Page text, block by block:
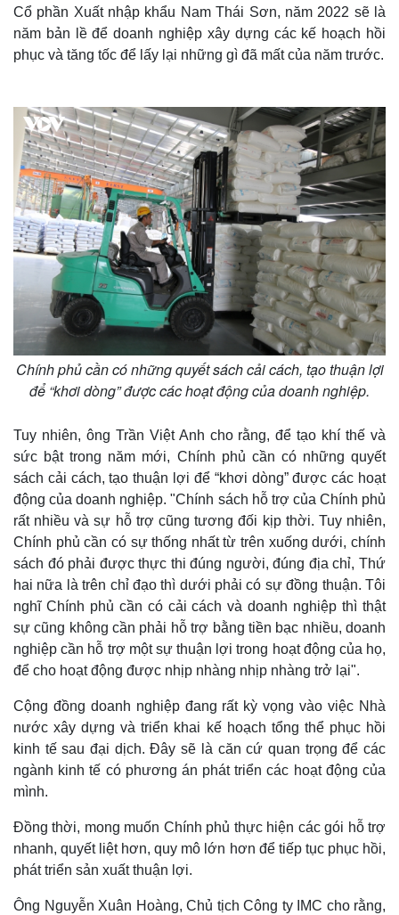
Thế giới
Quan sát
Cuộc sống đó đây
Hồ sơ
Multimedia
Video
Ảnh
E-Magazine
Infographic
Cổ phần Xuất nhập khẩu Nam Thái Sơn, năm 2022 sẽ là
năm bản lề để doanh nghiệp xây dựng các kế hoạch hồi
phục và tăng tốc để lấy lại những gì đã mất của năm trước.
Chính phủ cần có những quyết sách cải cách, tạo thuận lợi
để “khơi dòng” được các hoạt động của doanh nghiệp.
Tuy nhiên, ông Trần Việt Anh cho rằng, để tạo khí thế và
sức bật trong năm mới, Chính phủ cần có những quyết
sách cải cách, tạo thuận lợi để “khơi dòng” được các hoạt
động của doanh nghiệp. "Chính sách hỗ trợ của Chính phủ
rất nhiều và sự hỗ trợ cũng tương đối kịp thời. Tuy nhiên,
Chính phủ cần có sự thống nhất từ trên xuống dưới, chính
sách đó phải được thực thi đúng người, đúng địa chỉ, Thứ
hai nữa là trên chỉ đạo thì dưới phải có sự đồng thuận. Tôi
nghĩ Chính phủ cần có cải cách và doanh nghiệp thì thật
sự cũng không cần phải hỗ trợ bằng tiền bạc nhiều, doanh
nghiệp cần hỗ trợ một sự thuận lợi trong hoạt động của họ,
để cho hoạt động được nhịp nhàng nhịp nhàng trở lại".
Cộng đồng doanh nghiệp đang rất kỳ vọng vào việc Nhà
nước xây dựng và triển khai kế hoạch tổng thể phục hồi
kinh tế sau đại dịch. Đây sẽ là căn cứ quan trọng để các
ngành kinh tế có phương án phát triển các hoạt động của
mình.
Đồng thời, mong muốn Chính phủ thực hiện các gói hỗ trợ
nhanh, quyết liệt hơn, quy mô lớn hơn để tiếp tục phục hồi,
phát triển sản xuất thuận lợi.
Ông Nguyễn Xuân Hoàng, Chủ tịch Công ty IMC cho rằng,